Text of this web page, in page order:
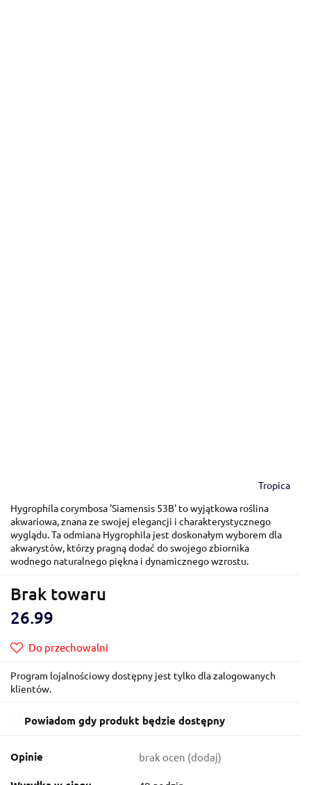
Tropica
Hygrophila corymbosa 'Siamensis 53B' to wyjątkowa roślina
akwariowa, znana ze swojej elegancji i charakterystycznego
wyglądu. Ta odmiana Hygrophila jest doskonałym wyborem dla
akwarystów, którzy pragną dodać do swojego zbiornika
wodnego naturalnego piękna i dynamicznego wzrostu.
Brak towaru
26.99
Do przechowalni
Program lojalnościowy dostępny jest tylko dla zalogowanych
klientów.
Powiadom gdy produkt będzie dostępny
Opinie brak ocen (dodaj)